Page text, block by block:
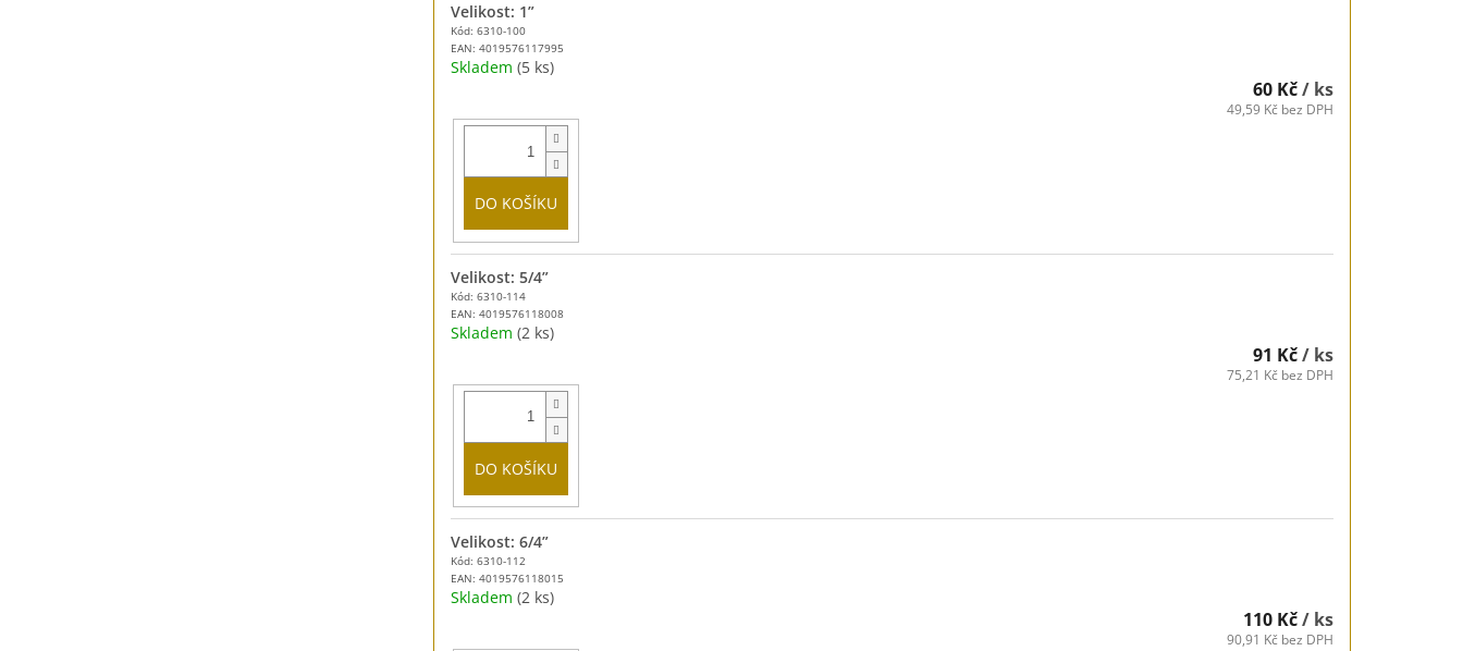
Kód: 6310-100
EAN: 4019576117995
Velikost: 1”
Skladem (5 ks)
60 Kč/ ks
49,59 Kč bez DPH
DO KOŠÍKU
Kód: 6310-114
EAN: 4019576118008
Velikost: 5/4”
Skladem (2 ks)
91 Kč/ ks
75,21 Kč bez DPH
DO KOŠÍKU
Kód: 6310-112
EAN: 4019576118015
Velikost: 6/4”
Skladem (2 ks)
110 Kč/ ks
90,91 Kč bez DPH